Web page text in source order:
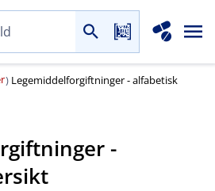
) Legemiddelforgiftninger - alfabetisk
-